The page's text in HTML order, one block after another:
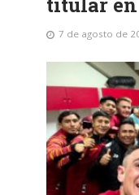
7 de agosto de